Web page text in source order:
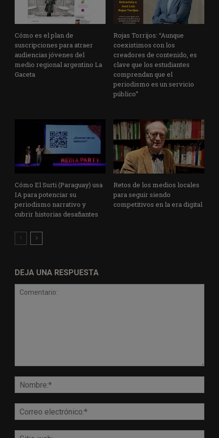
Cómo es el plan de
suscripciones para atraer
audiencias jóvenes del
medio regional argentino La
Gaceta
Rojas Torrijos: “Aunque
coexistimos con los
creadores de contenido, es
clave que los estudiantes
comprendan que el
periodismo es un servicio
público”
Cómo El Surti (Paraguay) usa
IA para potenciar su
periodismo narrativo y
cubrir historias desafiantes
Retos de los medios locales
para seguir siendo
competitivos en la era digital
DEJA UNA RESPUESTA